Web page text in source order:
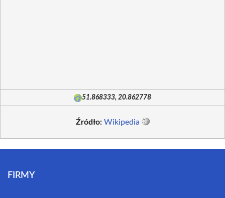
51.868333, 20.862778
Źródło: Wikipedia
FIRMY